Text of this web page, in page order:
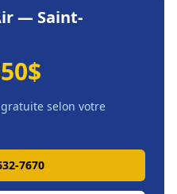
— Saint-
selon votre
7670